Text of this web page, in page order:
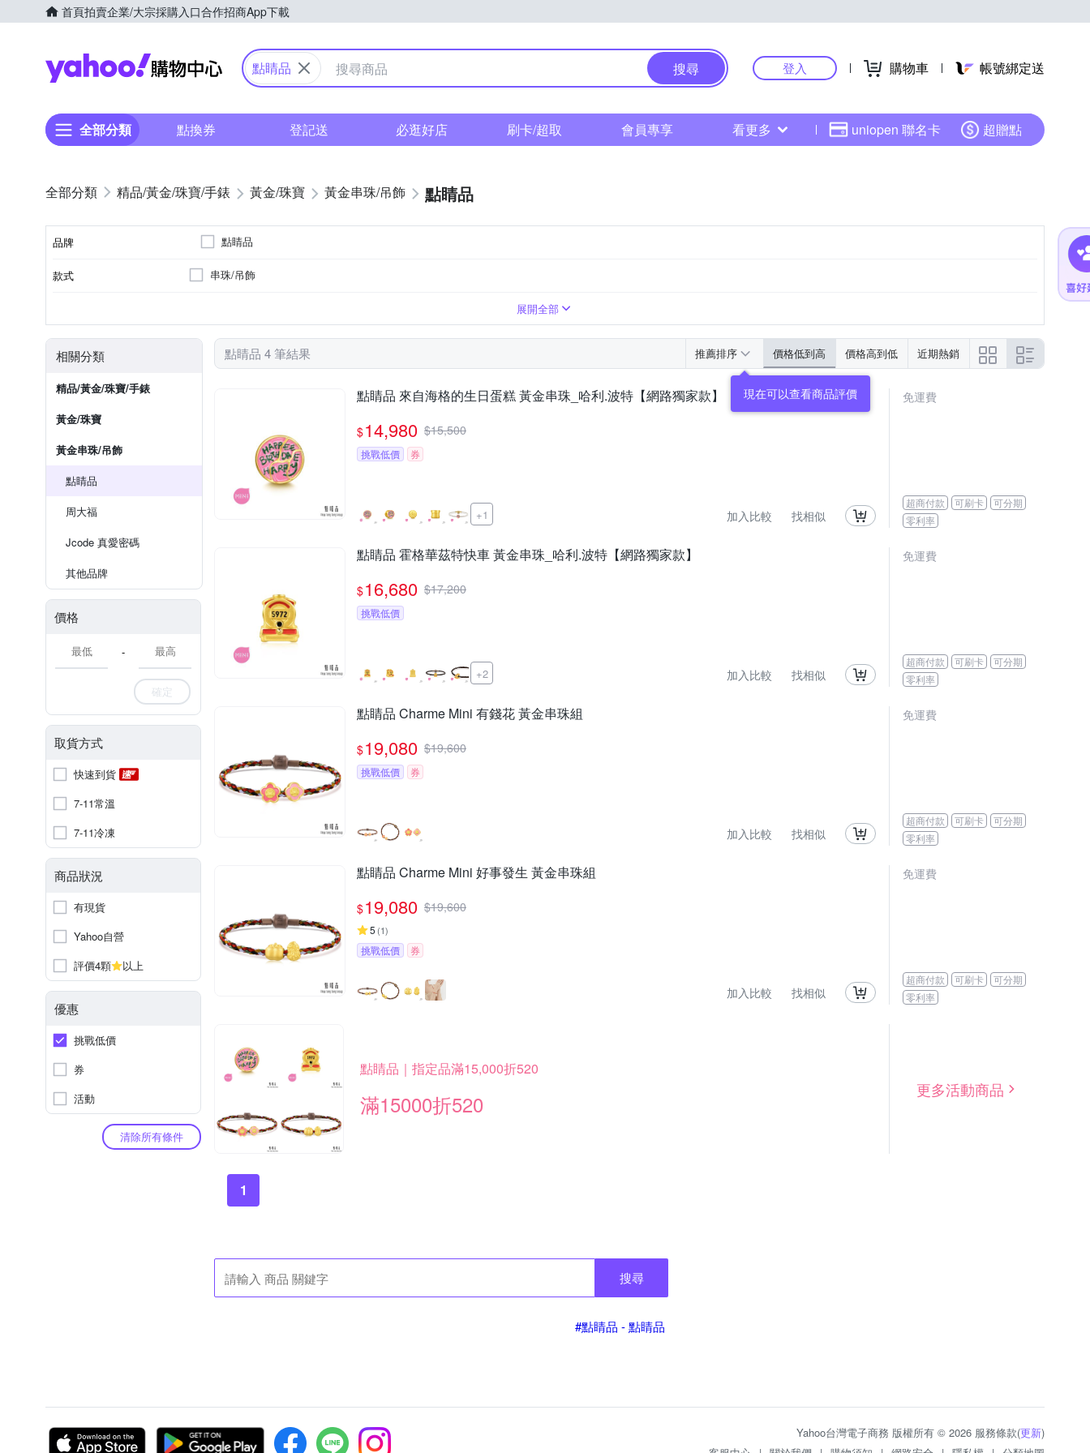
首頁拍賣企業/大宗採購入口合作招商App下載
Yahoo購物中心
點睛品 搜尋 登入 購物車 帳號綁定送
全部分類 點換券 登記送 必逛好店 刷卡/超取 會員專享 看更多 uniopen 聯名卡 超贈點
精品/黃金/珠寶/手錶 黃金/珠寶 黃金串珠/吊飾 點睛品
品牌 點睛品
款式 串珠/吊飾
展開全部
相關分類
精品/黃金/珠寶/手錶
黃金/珠寶
黃金串珠/吊飾
點睛品
周大福
Jcode 真愛密碼
其他品牌
價格
-
確定
取貨方式
快速到貨
7-11常溫
7-11冷凍
商品狀況
有現貨
Yahoo自營
評價4顆
以上
優惠
挑戰低價
券
活動
清除所有條件
點睛品 4 筆結果 推薦排序 價格低到高 價格高到低 近期熱銷
現在可以查看商品評價
點睛品 來自海格的生日蛋糕 黃金串珠_哈利.波特【網路獨家款】
$14,980 $15,500
挑戰低價 券
+1 加入比較 找相似
免運費
超商付款 可刷卡
可分期
零利率
點睛品 霍格華茲特快車 黃金串珠_哈利.波特【網路獨家款】
$16,680 $17,200
挑戰低價
+2 加入比較 找相似
免運費
超商付款 可刷卡
可分期
零利率
點睛品 Charme Mini 有錢花 黃金串珠組
$19,080 $19,600
挑戰低價 券
加入比較 找相似
免運費
超商付款 可刷卡
可分期
零利率
點睛品 Charme Mini 好事發生 黃金串珠組
$19,080 $19,600
5 (1)
挑戰低價 券
加入比較 找相似
免運費
超商付款 可刷卡
可分期
零利率
點睛品｜指定品滿15,000折520
滿15000折520
更多活動商品
1
搜尋
#點睛品 - 點睛品
Yahoo台灣電子商務 版權所有 © 2026 服務條款(更新)